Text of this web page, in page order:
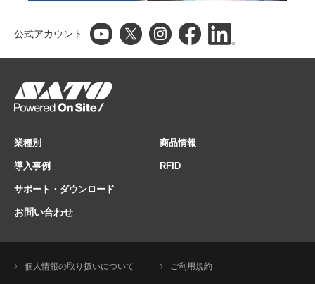
公式アカウント
業種別 商品情報
導入事例 RFID
サポート・ダウンロード
お問い合わせ
個人情報の取り扱いについて ご利用規約